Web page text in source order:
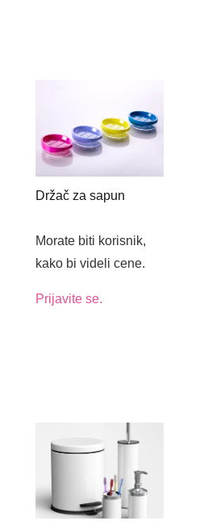
Držač za sapun
Morate biti korisnik,
kako bi videli cene.
Prijavite se.